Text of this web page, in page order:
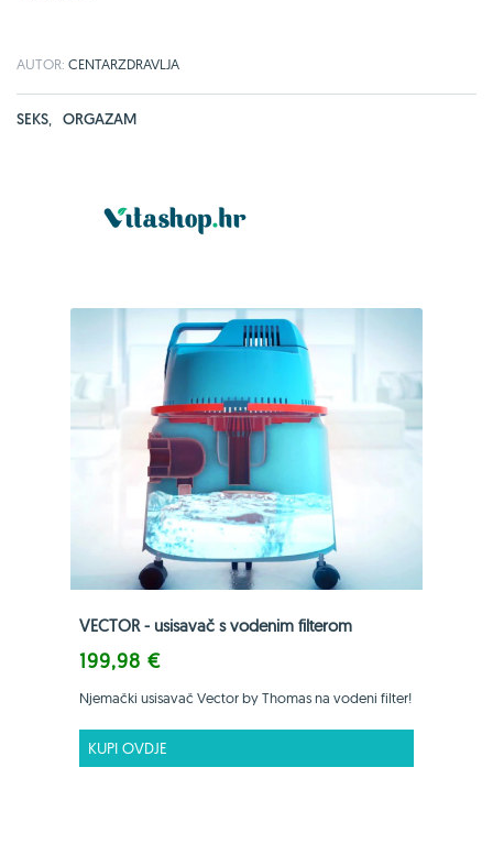
AUTOR: CENTARZDRAVLJA
SEKS, ORGAZAM
VECTOR - usisavač s vodenim filterom
199,98 €
Njemački usisavač Vector by Thomas na vodeni filter!
KUPI OVDJE